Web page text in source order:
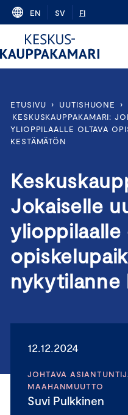
Skip
content
EN SV FI
ETUSIVU › UUTISHUONE ›
KESKUSKAUPPAKAMARI:
YLIOPPILAALLE OLTAVA
KESTÄMÄTÖN
Jokaiselle
ylioppilaalle
nykytilanne
12.12.2024
JOHTAVA
MAAHANMUUTTO
Suvi Pulkkinen